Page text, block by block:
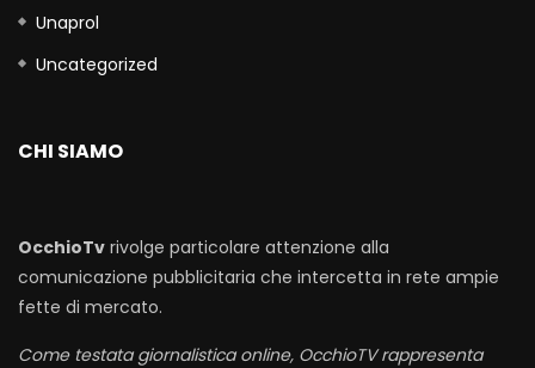
Unaprol
Uncategorized
CHI SIAMO
OcchioTv rivolge particolare attenzione alla
comunicazione pubblicitaria che intercetta in rete ampie
fette di mercato.
Come testata giornalistica online, OcchioTV rappresenta